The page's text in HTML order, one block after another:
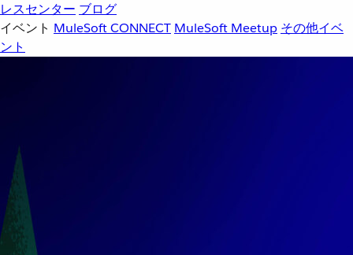
レスセンター ブログ
イベント MuleSoft CONNECT MuleSoft Meetup その他イベ
ント